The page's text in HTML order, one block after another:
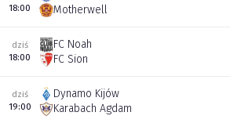
18:00
Motherwell
dziś
18:00
FC Noah
FC Sion
dziś
19:00
Dynamo Kijów
Karabach Agdam